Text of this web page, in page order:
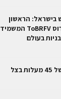
בישראל: הראשון
שעמיד בפני וירוס ToBRFV המשמיד
בעולם